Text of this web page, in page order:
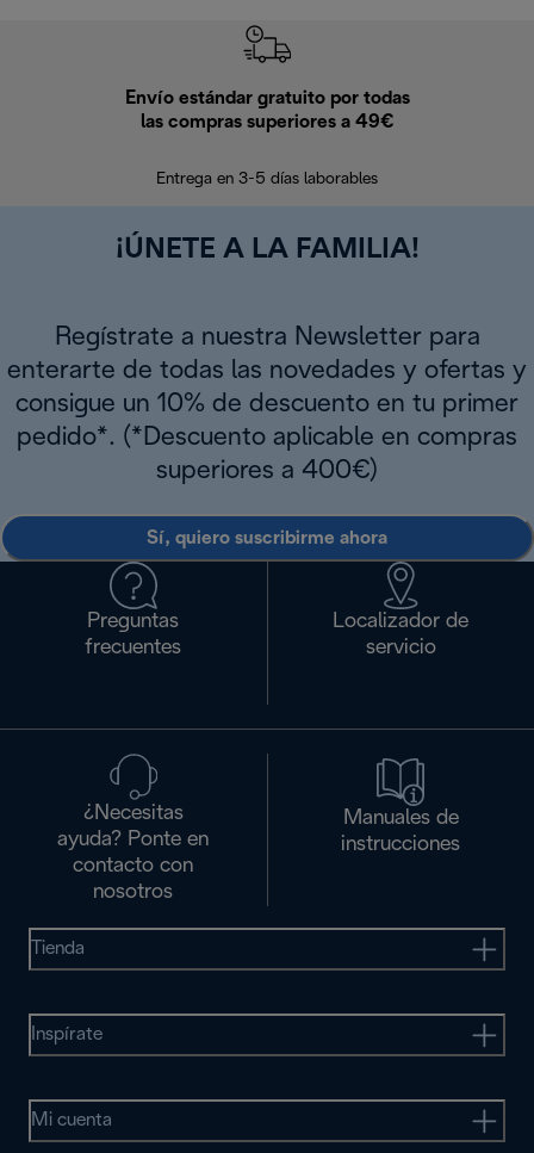
Envío estándar gratuito por todas
las compras superiores a 49€
Entrega en 3-5 días laborables
¡ÚNETE A LA FAMILIA!
Regístrate a nuestra Newsletter para
enterarte de todas las novedades y ofertas y
consigue un 10% de descuento en tu primer
pedido*. (*Descuento aplicable en compras
superiores a 400€)
Sí, quiero suscribirme ahora
Preguntas
frecuentes
Localizador de
servicio
¿Necesitas
ayuda? Ponte en
contacto con
nosotros
Manuales de
instrucciones
Tienda
Inspírate
Mi cuenta